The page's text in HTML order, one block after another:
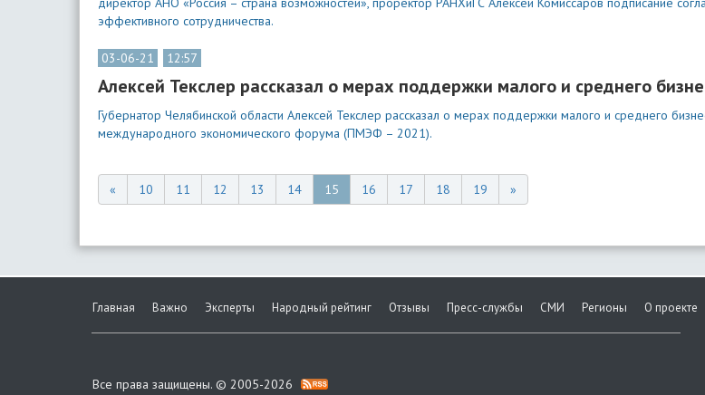
эффективного сотрудничества.
03-06-21 12:57
Алексей Текслер рассказал о мерах поддержки малого и среднего
Губернатор Челябинской области Алексей Текслер рассказал о мерах поддержки малого и среднего
международного экономического форума (ПМЭФ – 2021).
« 10 11 12 13 14 15 16 17 18 19 »
Главная Важно Эксперты Народный рейтинг Отзывы Пресс-службы СМИ Регионы О проекте
Все права защищены. © 2005-2026